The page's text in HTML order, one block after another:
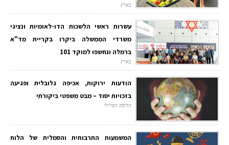
בארץ
עשרות ראשי הלשכות הדו-לאומיות ונציגי
משרדי הממשלה ביקרו בקריית מד"א
ברמלה ונחשפו למוקד 101
בארץ
הודעות ירוקות, אכיפה גלובלית ופגיעה
בזכויות יסוד – מבט משפטי ביקורתי
הדופק הפלילי
המשמעות התרבותית והסמלית של הלוח